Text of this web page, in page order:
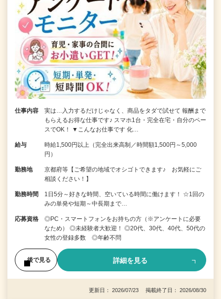
仕事内容
実は…入力するだけじゃなく、商品をタダで試せて 報酬まで
もらえるお得な仕事です♪ スマホ1台・完全在宅・自分のペー
スでOK！ ▼こんなお仕事です 化…
給与
時給1,500円以上（完全出来高制／時間額1,500円～5,000
円）
勤務地
京都府等【ご希望の地域でオシゴトできます♪ お気軽にご
相談ください！】
勤務時間
1日5分～好きな時間、空いている時間に働けます！ ☆1回の
みの単発や短期～中長期まで…
応募資格
◎PC・スマートフォンをお持ちの方（※アンケートに必要
なため） ◎未経験者大歓迎！ ◎20代、30代、40代、50代の
女性の登録多数 ◎年齢不問
後で見る 詳細を見る
更新日： 2026/07/23 掲載終了日： 2026/08/30